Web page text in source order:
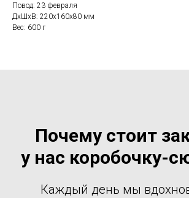
Повод: 23 февраля
ДxШxВ: 220x160x80 мм
Вес: 600 г
Почему стоит
у нас коробочку-
Каждый день мы